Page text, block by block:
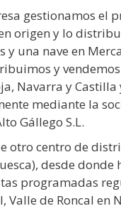
gestionamos el
origen y lo
y una nave en
y
Navarra y Castilla
mediante la
Gállego S.L.
otro centro de
desde donde
programadas
Valle de Roncal en